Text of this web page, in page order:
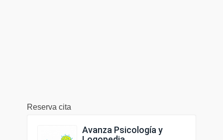
Reserva cita